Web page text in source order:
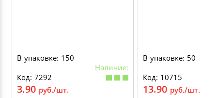
В упаковке: 150
Наличие:
Код: 7292
3.90 руб./шт.
В упаковке: 50
Код: 10715
13.90 руб./шт.